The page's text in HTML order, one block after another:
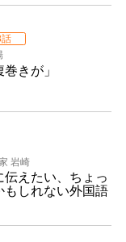
話
きが」
岩崎
えたい、ちょっ
もしれない外国語